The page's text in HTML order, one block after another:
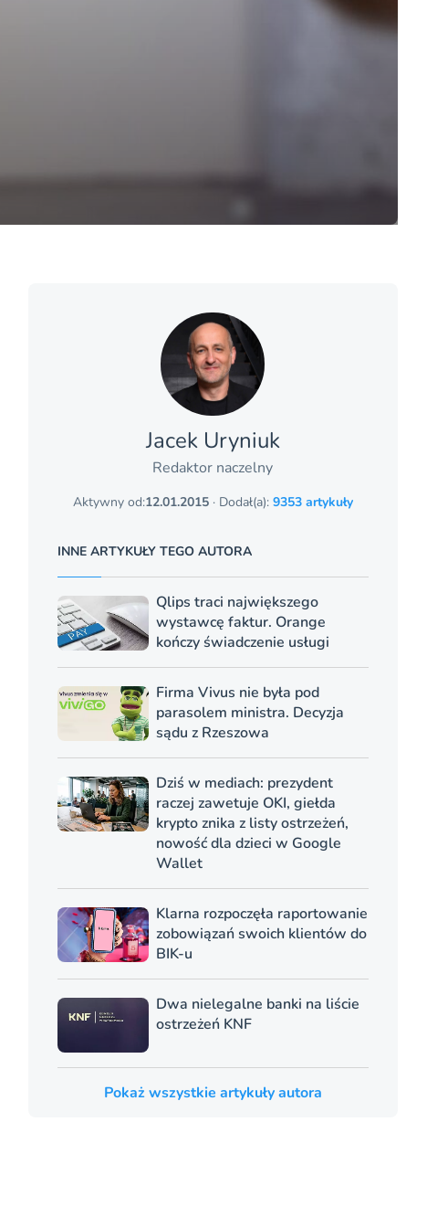
Jacek Uryniuk
Redaktor naczelny
Aktywny od:12.01.2015· Dodał(a): 9353 artykuły
INNE ARTYKUŁY TEGO AUTORA
Qlips traci największego
wystawcę faktur. Orange
kończy świadczenie usługi
Firma Vivus nie była pod
parasolem ministra. Decyzja
sądu z Rzeszowa
Dziś w mediach: prezydent
raczej zawetuje OKI, giełda
krypto znika z listy ostrzeżeń,
nowość dla dzieci w Google
Wallet
Klarna rozpoczęła raportowanie
zobowiązań swoich klientów do
BIK-u
Dwa nielegalne banki na liście
ostrzeżeń KNF
Pokaż wszystkie artykuły autora